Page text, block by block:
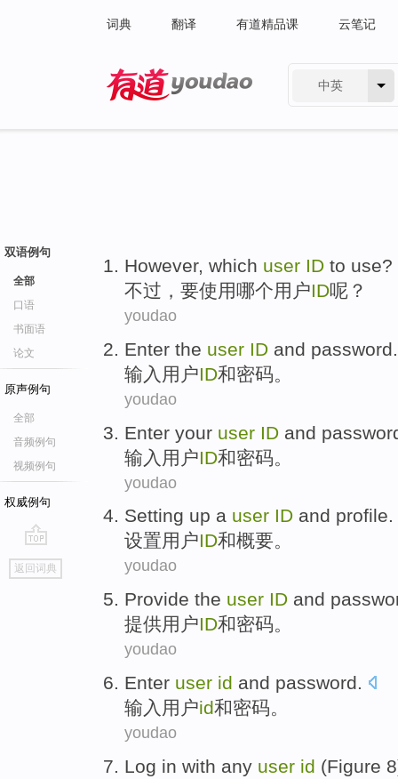
词典 翻译 有道精品课 云笔记
中英
双语例句
全部
口语
书面语
论文
原声例句
全部
音频例句
视频例句
权威例句
go
top
返回词典
However, which user ID to use?
不过 ， 要使用哪个用户ID呢？
youdao
Enter the user ID and password.
输入 用户ID和密码。
youdao
Enter your user ID and
输入 用户ID和密码 。
youdao
Setting up a user ID and profile.
设置用户ID和概要。
youdao
Provide the user ID and
提供用户ID和密码。
youdao
Enter user id and password.
输入 用户id和密码。
youdao
Log in with any user id (Figure 8